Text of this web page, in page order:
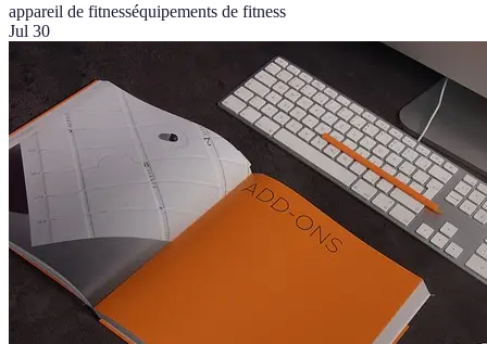
appareil de fitnesséquipements de fitness
Jul 30